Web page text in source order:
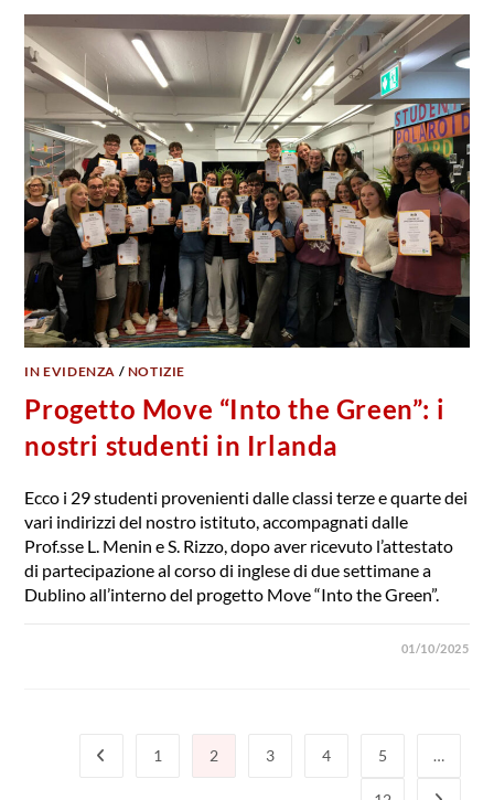
IN EVIDENZA / NOTIZIE
Progetto Move “Into the Green”: i
nostri studenti in Irlanda
Ecco i 29 studenti provenienti dalle classi terze e quarte dei
vari indirizzi del nostro istituto, accompagnati dalle
Prof.sse L. Menin e S. Rizzo, dopo aver ricevuto l’attestato
di partecipazione al corso di inglese di due settimane a
Dublino all’interno del progetto Move “Into the Green”.
01/10/2025
Vai alla pagina precedente
1 2 3 4 5 …